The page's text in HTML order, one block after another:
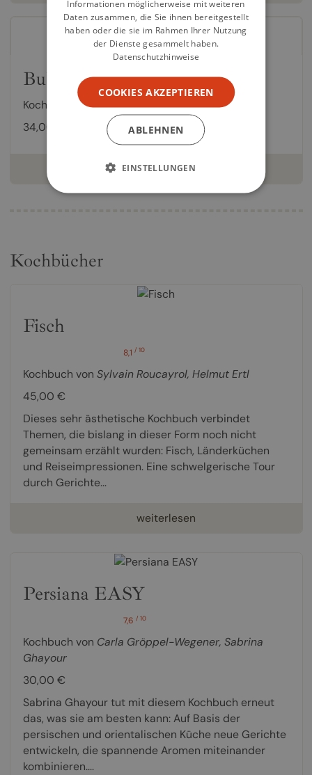
Bubala
Kochbuch vonMarc Summers,Lisa Heilig
34,00 €
weiterlesen
Kochbücher
Fisch
8,1/ 10
Kochbuch von Sylvain Roucayrol, Helmut Ertl
45,00 €
Dieses sehr ästhetische Kochbuch verbindet
Themen, die bislang in dieser Form noch nicht
gemeinsam erzählt wurden: Fisch, Länderküchen
und Reiseimpressionen. Eine schwelgerische Tour
durch Gerichte...
weiterlesen
Persiana EASY
7,6/ 10
Kochbuch von Carla Gröppel-Wegener, Sabrina
Ghayour
30,00 €
Sabrina Ghayour tut mit diesem Kochbuch erneut
das, was sie am besten kann: Auf Basis der
persischen und orientalischen Küche neue Gerichte
entwickeln, die spannende Aromen miteinander
kombinieren....
Informationen möglicherweise mit weiteren
Daten zusammen, die Sie ihnen bereitgestellt
haben oder die sie im Rahmen Ihrer Nutzung
der Dienste gesammelt haben.
Datenschutzhinweise
COOKIES AKZEPTIEREN
ABLEHNEN
EINSTELLUNGEN